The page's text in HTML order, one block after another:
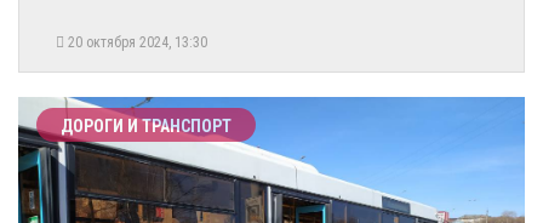
20 октября 2024, 13:30
ДОРОГИ И ТРАНСПОРТ